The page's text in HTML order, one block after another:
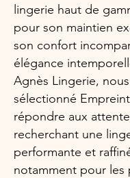
lingerie haut de
pour son maintien
son confort
élégance
Agnès Lingerie,
sélectionné
répondre aux
recherchant une
performante et
notamment pour les